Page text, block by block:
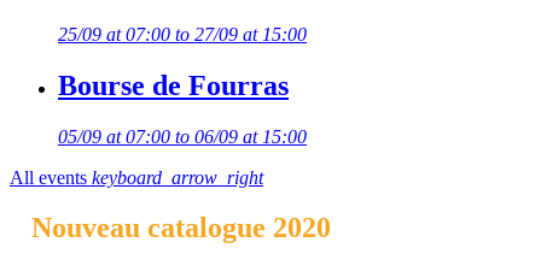
25/09 at 07:00 to 27/09 at 15:00
Bourse de Fourras
05/09 at 07:00 to 06/09 at 15:00
All events keyboard_arrow_right
Nouveau catalogue 2020